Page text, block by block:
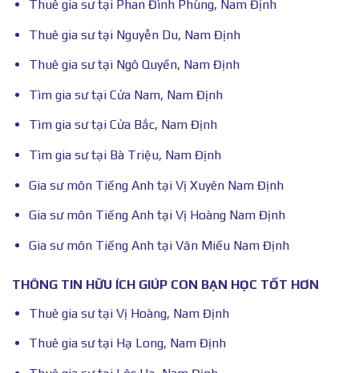
Thuê gia sư tại Phan Đình Phùng, Nam Định
Thuê gia sư tại Nguyễn Du, Nam Định
Thuê gia sư tại Ngô Quyền, Nam Định
Tìm gia sư tại Cửa Nam, Nam Định
Tìm gia sư tại Cửa Bắc, Nam Định
Tìm gia sư tại Bà Triệu, Nam Định
Gia sư môn Tiếng Anh tại Vị Xuyên Nam Định
Gia sư môn Tiếng Anh tại Vị Hoàng Nam Định
Gia sư môn Tiếng Anh tại Văn Miếu Nam Định
THÔNG TIN HỮU ÍCH GIÚP CON BẠN HỌC TỐT HƠN
Thuê gia sư tại Vị Hoàng, Nam Định
Thuê gia sư tại Hạ Long, Nam Định